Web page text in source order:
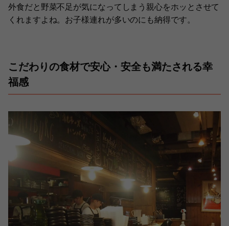
外食だと野菜不足が気になってしまう親心をホッとさせて
くれますよね。お子様連れが多いのにも納得です。
こだわりの食材で安心・安全も満たされる幸
福感